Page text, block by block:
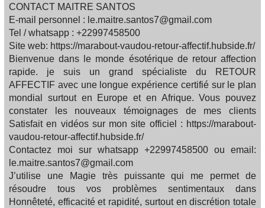
CONTACT MAITRE SANTOS
E-mail personnel : le.maitre.santos7@gmail.com
Tel / whatsapp : +22997458500
Site web: https://marabout-vaudou-retour-affectif.hubside.fr/
Bienvenue dans le monde ésotérique de retour affection
rapide. je suis un grand spécialiste du RETOUR
AFFECTIF avec une longue expérience certifié sur le plan
mondial surtout en Europe et en Afrique. Vous pouvez
constater les nouveaux témoignages de mes clients
Satisfait en vidéos sur mon site officiel : https://marabout-
vaudou-retour-affectif.hubside.fr/
Contactez moi sur whatsapp +22997458500 ou email:
le.maitre.santos7@gmail.com
J’utilise une Magie très puissante qui me permet de
résoudre tous vos problèmes sentimentaux dans
Honnêteté, efficacité et rapidité, surtout en discrétion totale